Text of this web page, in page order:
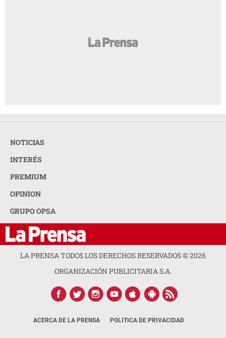
NOTICIAS
INTERÉS
PREMIUM
OPINION
GRUPO OPSA
LA PRENSA TODOS LOS DERECHOS RESERVADOS ©2026
ORGANIZACIÓN PUBLICITARIA S.A.
ACERCA DE LA PRENSA POLÍTICA DE PRIVACIDAD